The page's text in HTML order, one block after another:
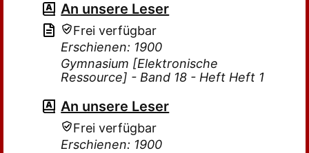
An unsere Leser
Frei verfügbar
Erschienen: 1900
Gymnasium [Elektronische
Ressource] - Band 18 - Heft Heft 1
An unsere Leser
Frei verfügbar
Erschienen: 1900